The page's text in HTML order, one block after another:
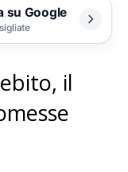
su Google
il